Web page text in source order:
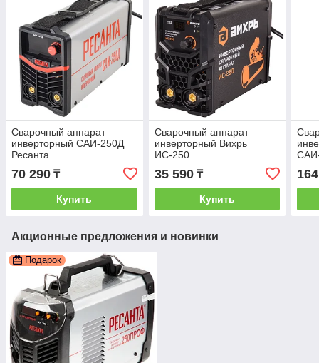
Сварочный аппарат
инверторный САИ-250Д
Ресанта
70 290 ₸
Купить
Сварочный аппарат
инверторный Вихрь
ИС-250
35 590₸
Купить
Акционные предложения и новинки
Подарок